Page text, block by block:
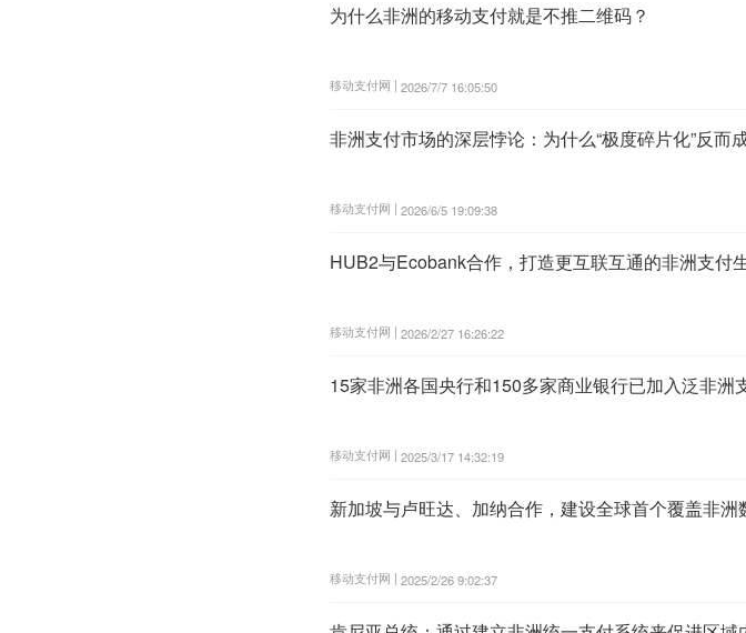
为什么非洲的移动支付就是不推二维码？
移动支付网 | 2026/7/7 16:05:50
非洲支付市场的深层悖论：为什么“极度碎片化”反而
移动支付网 | 2026/6/5 19:09:38
HUB2与Ecobank合作，打造更互联互通的非洲支付
移动支付网 | 2026/2/27 16:26:22
15家非洲各国央行和150多家商业银行已加入泛非洲
移动支付网 | 2025/3/17 14:32:19
新加坡与卢旺达、加纳合作，建设全球首个覆盖非洲
移动支付网 | 2025/2/26 9:02:37